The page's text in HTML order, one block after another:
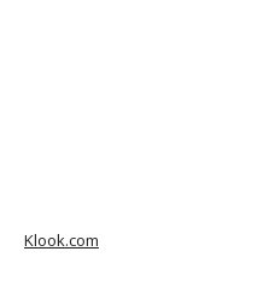
Klook.com